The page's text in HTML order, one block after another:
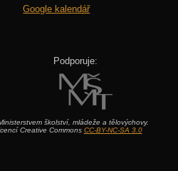
Google kalendář
Podporuje:
školství, mládeže a tělovýchovy.
Creative Commons CC-BY-NC-SA 3.0